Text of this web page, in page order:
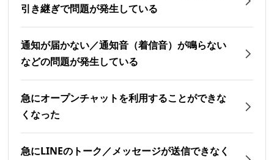
引き継ぎで問題が発生している
通知が届かない／通知音（着信音）が鳴らない
などの問題が発生している
急にオープンチャットを利用することができな
くなった
急にLINEのトーク／メッセージが送信できなく